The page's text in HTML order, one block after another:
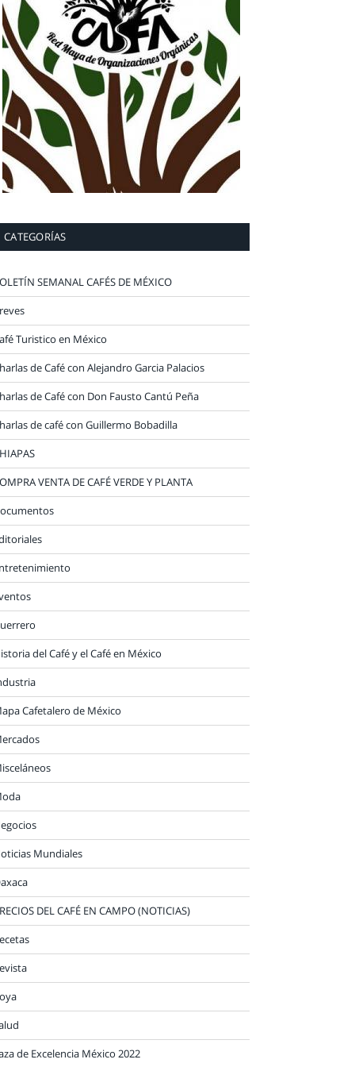
CATEGORÍAS
SEMANAL CAFÉS DE MÉXICO
Turistico en México
de Café con Alejandro Garcia Palacios
de Café con Don Fausto Cantú Peña
de café con Guillermo Bobadilla
VENTA DE CAFÉ VERDE Y PLANTA
del Café y el Café en México
Cafetalero de México
Mundiales
DEL CAFÉ EN CAMPO (NOTICIAS)
de Excelencia México 2022